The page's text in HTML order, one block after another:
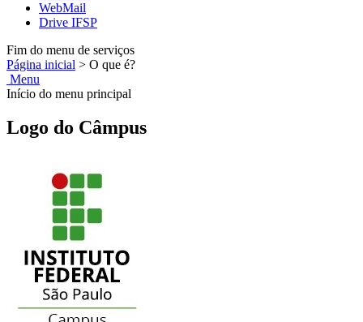
WebMail
Drive IFSP
Fim do menu de serviços
Página inicial > O que é?
Menu
Início do menu principal
Logo do Câmpus